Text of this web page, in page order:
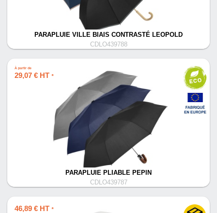
PARAPLUIE VILLE BIAIS CONTRASTÉ LEOPOLD
CDLO439788
À partir de
29,07 € HT *
PARAPLUIE PLIABLE PEPIN
CDLO439787
46,89 € HT *